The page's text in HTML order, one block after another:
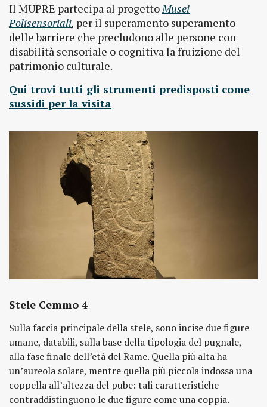
Il MUPRE partecipa al progetto Musei
Polisensoriali, per il superamento superamento
delle barriere che precludono alle persone con
disabilità sensoriale o cognitiva la fruizione del
patrimonio culturale.
Qui trovi tutti gli strumenti predisposti come
sussidi per la visita
Stele Cemmo 4
Sulla faccia principale della stele, sono incise due figure
umane, databili, sulla base della tipologia del pugnale,
alla fase finale dell’età del Rame. Quella più alta ha
un’aureola solare, mentre quella più piccola indossa una
coppella all’altezza del pube: tali caratteristiche
contraddistinguono le due figure come una coppia.